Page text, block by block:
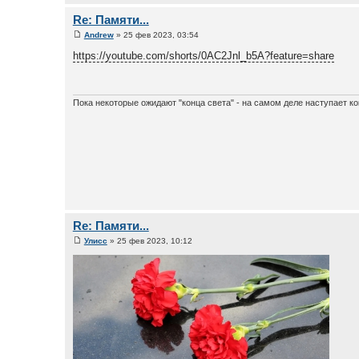
Re: Памяти...
Andrew» 25 фев 2023, 03:54
https://youtube.com/shorts/0AC2Jnl_b5A?feature=share
Пока некоторые ожидают "конца света" - на самом деле наступает
Re: Памяти...
Улисс » 25 фев 2023, 10:12